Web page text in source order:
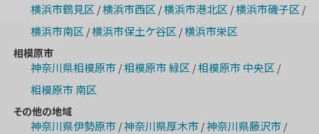
横浜市鶴見区 /横浜市西区 /横浜市港北区 /横浜市磯子区 /
横浜市南区 /横浜市保土ケ谷区 /横浜市栄区
相模原市
神奈川県相模原市/相模原市 緑区 /相模原市 中央区 /
相模原市 南区
その他の地域
神奈川県伊勢原市/神奈川県厚木市/神奈川県藤沢市/